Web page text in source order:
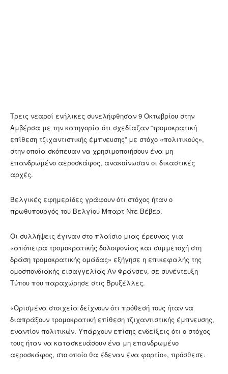
Τρεις νεαροί ενήλικες συνελήφθησαν 9 Οκτωβρίου στην
Αμβέρσα με την κατηγορία ότι σχεδίαζαν “τρομοκρατική
επίθεση τζιχαντιστικής έμπνευσης” με στόχο «πολιτικούς»,
στην οποία σκόπευαν να χρησιμοποιήσουν ένα μη
επανδρωμένο αεροσκάφος, ανακοίνωσαν οι δικαστικές
αρχές.
Βελγικές εφημερίδες γράφουν ότι στόχος ήταν ο
πρωθυπουργός του Βελγίου Μπαρτ Ντε Βέβερ.
Οι συλλήψεις έγιναν στο πλαίσιο μιας έρευνας για
«απόπειρα τρομοκρατικής δολοφονίας και συμμετοχή στη
δράση τρομοκρατικής ομάδας» εξήγησε η επικεφαλής της
ομοσπονδιακής εισαγγελίας Αν Φράνσεν, σε συνέντευξη
Τύπου που παραχώρησε στις Βρυξέλλες.
«Ορισμένα στοιχεία δείχνουν ότι πρόθεσή τους ήταν να
διαπράξουν τρομοκρατική επίθεση τζιχαντιστικής έμπνευσης,
εναντίον πολιτικών. Υπάρχουν επίσης ενδείξεις ότι ο στόχος
τους ήταν να κατασκευάσουν ένα μη επανδρωμένο
αεροσκάφος, στο οποίο θα έδεναν ένα φορτίο», πρόσθεσε.